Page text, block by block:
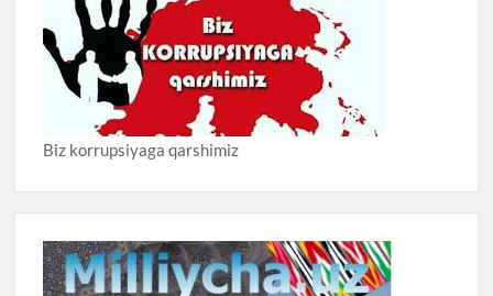
Biz korrupsiyaga qarshimiz